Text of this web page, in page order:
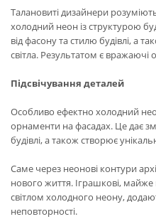
Талановиті дизайнери
холодний неон із структурою
від фасону та стилю будівлі, а
світла. Результатом є
Підсвічування деталей
Особливо ефектно холодний неон
орнаменти на фасадах. Це дає
будівлі, а також створює
Саме через неонові контури
нового життя. Іграшкові, майже
світлом холодного неону,
неповторності.